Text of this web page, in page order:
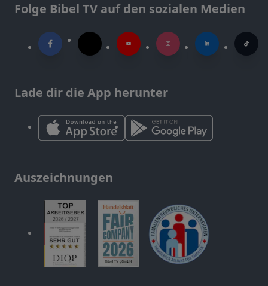
Folge Bibel TV auf den sozialen Medien
Lade dir die App herunter
Auszeichnungen